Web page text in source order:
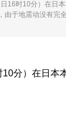
16时10分）在日
于地震动没有完
分）在日本